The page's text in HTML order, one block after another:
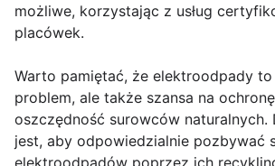
możliwe, korzystając z usług
placówek.
Warto pamiętać, że elektroodpady
problem, ale także szansa na
oszczędność surowców naturalnych.
jest, aby odpowiedzialnie pozbywać
elektroodpadów poprzez ich